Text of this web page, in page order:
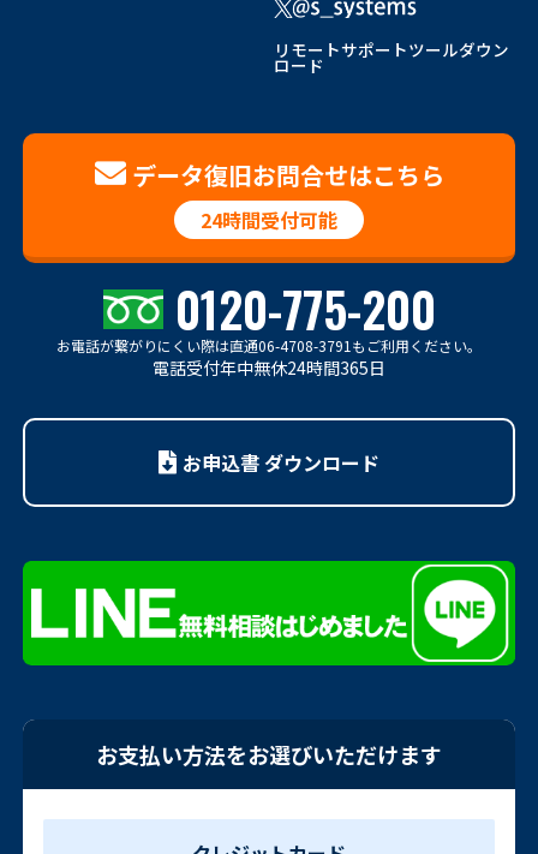
リモートサポートツールダウン
ロード
データ復旧お問合せはこちら
24時間受付可能
0120-775-200
お電話が繋がりにくい際は直通06-4708-3791もご利用ください。
電話受付年中無休24時間365日
お申込書 ダウンロード
お支払い方法をお選びいただけます